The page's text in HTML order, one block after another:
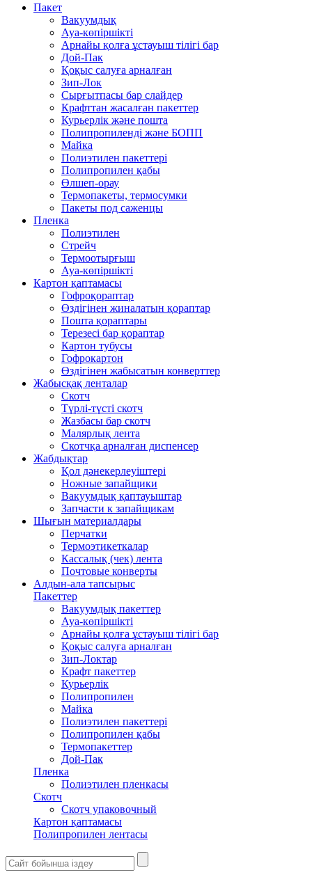
Пакет
Вакуумдық
Ауа-көпіршікті
Арнайы қолға ұстауыш тілігі бар
Дой-Пак
Қоқыс салуға арналған
Зип-Лок
Сырғытпасы бар слайдер
Крафттан жасалған пакеттер
Курьерлік және пошта
Полипропиленді және БОПП
Майка
Полиэтилен пакеттері
Полипропилен қабы
Өлшеп-орау
Термопакеты, термосумки
Пакеты под саженцы
Пленка
Полиэтилен
Стрейч
Термоотырғыш
Ауа-көпіршікті
Картон қаптамасы
Гофроқораптар
Өздігінен жиналатын қораптар
Пошта қораптары
Терезесі бар қораптар
Картон тубусы
Гофрокартон
Өздігінен жабысатын конверттер
Жабысқақ ленталар
Скотч
Түрлі-түсті скотч
Жазбасы бар скотч
Малярлық лента
Скотчқа арналған диспенсер
Жабдықтар
Қол дәнекерлеуіштері
Ножные запайщики
Вакуумдық қаптауыштар
Запчасти к запайщикам
Шығын материалдары
Перчатки
Термоэтикеткалар
Кассалық (чек) лента
Почтовые конверты
Алдын-ала тапсырыс
Пакеттер
Вакуумдық пакеттер
Ауа-көпіршікті
Арнайы қолға ұстауыш тілігі бар
Қоқыс салуға арналған
Зип-Локтар
Крафт пакеттер
Курьерлік
Полипропилен
Майка
Полиэтилен пакеттері
Полипропилен қабы
Термопакеттер
Дой-Пак
Пленка
Полиэтилен пленкасы
Скотч
Скотч упаковочный
Картон қаптамасы
Полипропилен лентасы